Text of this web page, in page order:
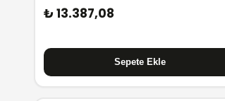
₺ 13.387,08